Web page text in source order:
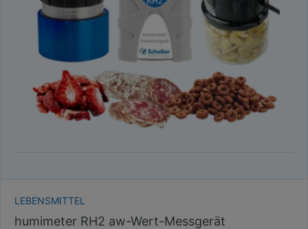
TAUPUNKT
GEWICHT / MASSE
LEBENSMITTEL
humimeter RH2 aw-Wert-Messgerät